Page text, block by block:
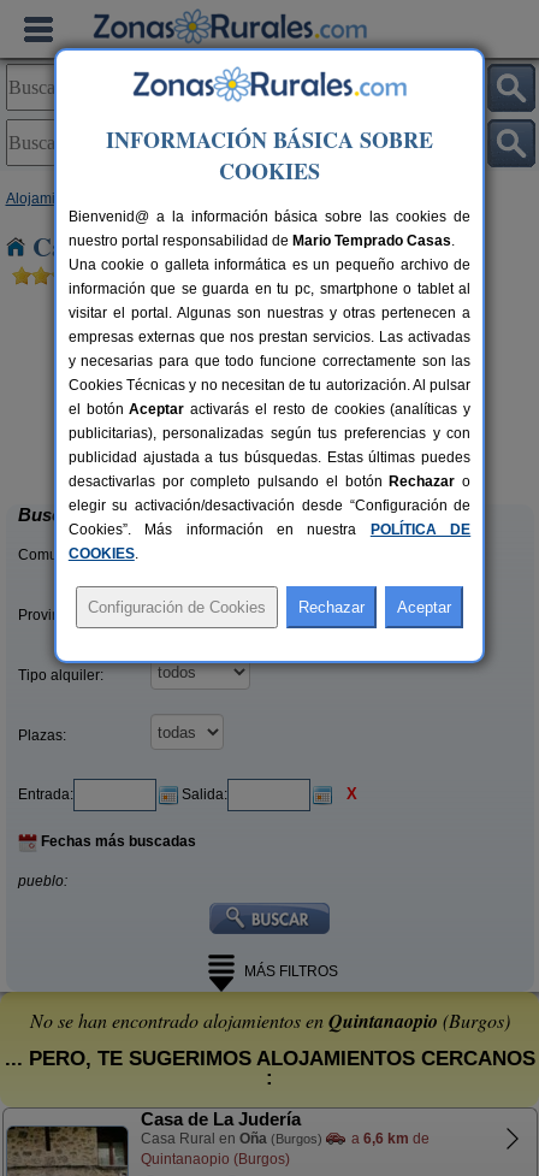
Alojamientos
Casas Rurales cerca de Quintanaopio
8-10+1 pers.
desde47 €
Casa Rural El Tirabeque
Ruyales del Agua (Burgos)
Buscar
Comunidades:
Provincias/Islas:
Tipo alquiler:
Plazas:
Entrada: Salida: X
Fechas más buscadas
pueblo:
MÁS FILTROS
No se han encontrado alojamientos enQuintanaopio (Burgos)
... PERO, TE SUGERIMOS ALOJAMIENTOS CERCANOS
:
Casa de La Judería
Casa Rural en Oña (Burgos) a 6,6 km de
Quintanaopio (Burgos)
INFORMACIÓN BÁSICA SOBRE
COOKIES
Bienvenid@ a la información básica sobre las cookies de
nuestro portal responsabilidad de Mario Temprado Casas.
Una cookie o galleta informática es un pequeño archivo de
información que se guarda en tu pc, smartphone o tablet al
visitar el portal. Algunas son nuestras y otras pertenecen a
empresas externas que nos prestan servicios. Las activadas
y necesarias para que todo funcione correctamente son las
Cookies Técnicas y no necesitan de tu autorización. Al pulsar
el botónAceptar activarás el resto de cookies (analíticas y
publicitarias), personalizadas según tus preferencias y con
publicidad ajustada a tus búsquedas. Estas últimas puedes
desactivarlas por completo pulsando el botón Rechazar o
elegir su activación/desactivación desde “Configuración de
Cookies”. Más información en nuestra
POLÍTICA DE
COOKIES.